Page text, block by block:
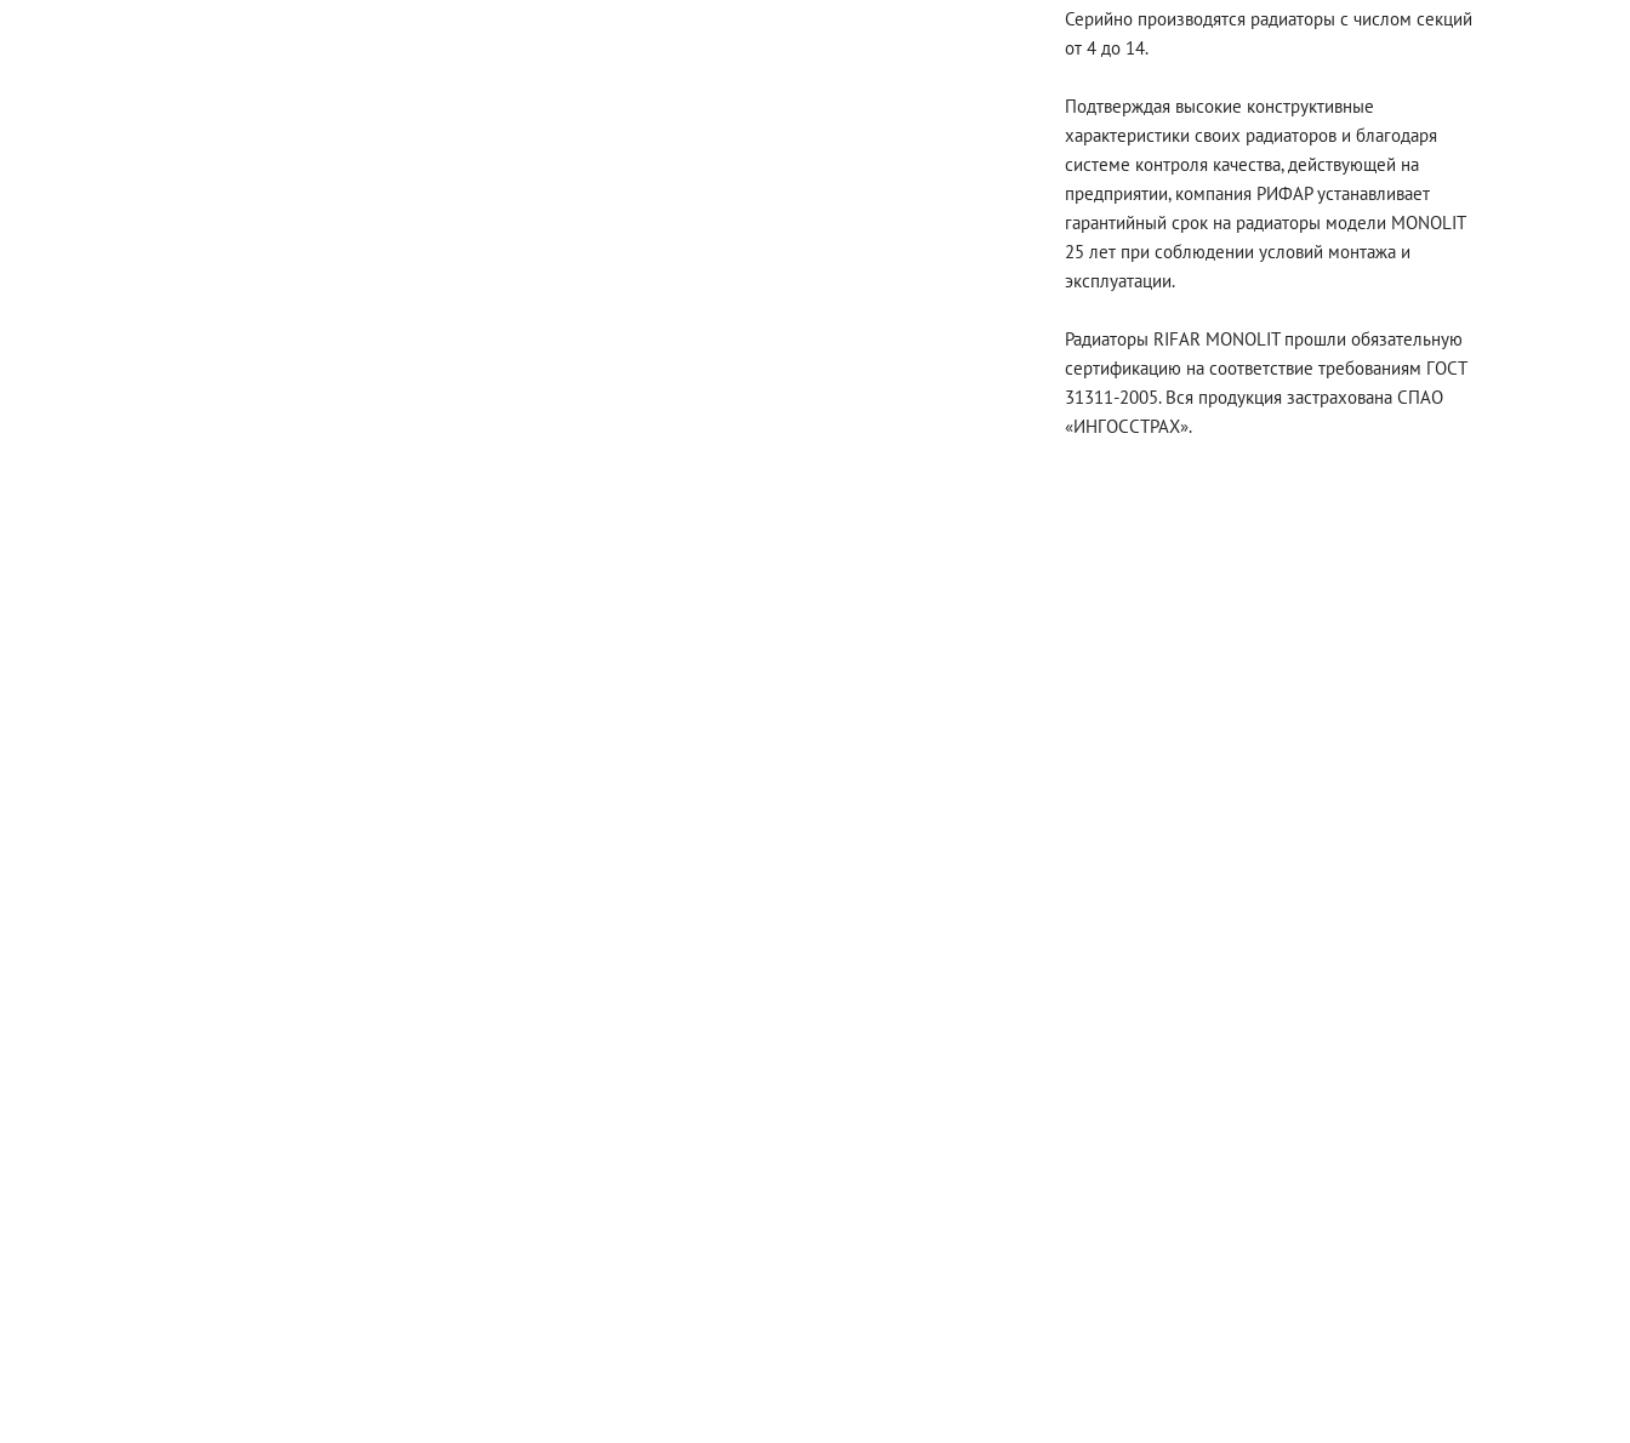
Серийно производятся радиаторы с числом секций
от 4 до 14.
Подтверждая высокие конструктивные
характеристики своих радиаторов и благодаря
системе контроля качества, действующей на
предприятии, компания РИФАР устанавливает
гарантийный срок на радиаторы модели MONOLIT
25 лет при соблюдении условий монтажа и
эксплуатации.
Радиаторы RIFAR MONOLIT прошли обязательную
сертификацию на соответствие требованиям ГОСТ
31311-2005. Вся продукция застрахована СПАО
«ИНГОССТРАХ».